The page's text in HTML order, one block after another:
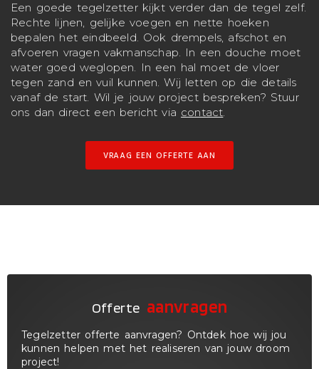
Een goede tegelzetter kijkt verder dan de tegel zelf.
Rechte lijnen, gelijke voegen en nette hoeken
bepalen het eindbeeld. Ook drempels, afschot en
afvoeren vragen vakmanschap. In een douche moet
water goed weglopen. In een hal moet de vloer
tegen zand en vuil kunnen. Wij letten op die details
vanaf de start. Wil je jouw project bespreken? Stuur
ons dan direct een bericht via contact.
VRAAG EEN OFFERTE AAN
Offerte aanvragen
Tegelzetter offerte aanvragen? Ontdek hoe wij jou
kunnen helpen met het realiseren van jouw droom
project!